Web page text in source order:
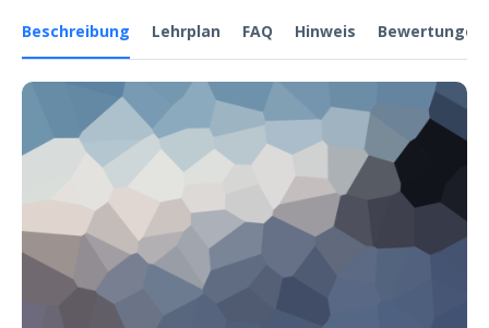
Beschreibung Lehrplan FAQ Hinweis Bewertungen